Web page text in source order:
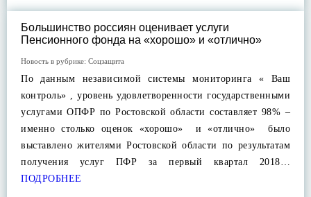
Большинство россиян оценивает услуги
Пенсионного фонда на «хорошо» и «отлично»
Новость в рубрике: Соцзащита
По данным независимой системы мониторинга « Ваш
контроль» , уровень удовлетворенности государственными
услугами ОПФР по Ростовской области составляет 98% –
именно столько оценок «хорошо» и «отлично» было
выставлено жителями Ростовской области по результатам
получения услуг ПФР за первый квартал 2018…
ПОДРОБНЕЕ